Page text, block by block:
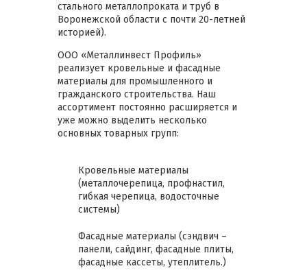
стального металлопроката и труб в
Воронежской области с почти 20-летней
историей).
ООО «Металлинвест Профиль»
реализует кровельные и фасадные
материалы для промышленного и
гражданского строительства. Наш
ассортимент постоянно расширяется и
уже можно выделить несколько
основных товарных групп:
Кровельные материалы
(металлочерепица, профнастил,
гибкая черепица, водосточные
системы)
Фасадные материалы (сэндвич –
панели, сайдинг, фасадные плиты,
фасадные кассеты, утеплитель.)